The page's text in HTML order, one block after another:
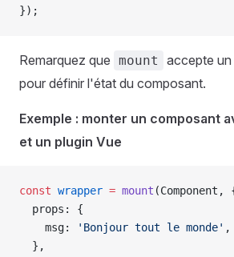
});
Remarquez que mount
accepte
pour définir l'état du composant.
Exemple : monter un composant
et un plugin Vue
const wrapper = mount (Component ,
  props
: {
    msg
: 'Bonjour tout le monde' ,
  },